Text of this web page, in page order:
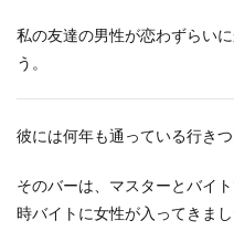
私の友達の男性が恋わずらい
う。
彼には何年も通っている行き
そのバーは、マスターとバイ
時バイトに女性が入ってきまし